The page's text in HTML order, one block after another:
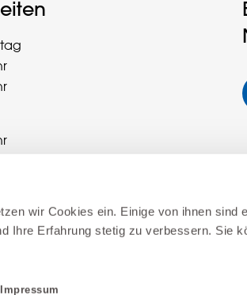
wir Cookies ein. Einige von ihnen sind
Ihre Erfahrung stetig zu verbessern. Sie
Impressum